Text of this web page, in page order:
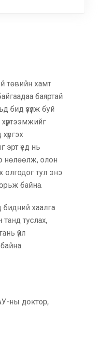
төвийн хамт
баяртай
үзүүлж буй
үед нь
нөлөөлж, олон
олгодог тул энэ
байна.
бидний хаалга
туслах,
үйл
ны доктор,